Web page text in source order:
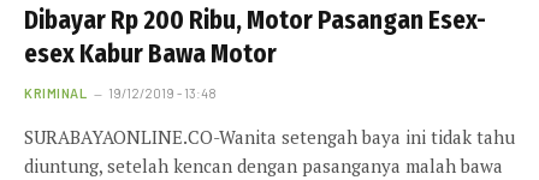
Dibayar Rp 200 Ribu, Motor Pasangan Esex-
esex Kabur Bawa Motor
KRIMINAL 19/12/2019 - 13:48
SURABAYAONLINE.CO-Wanita setengah baya ini tidak tahu
diuntung, setelah kencan dengan pasanganya malah bawa